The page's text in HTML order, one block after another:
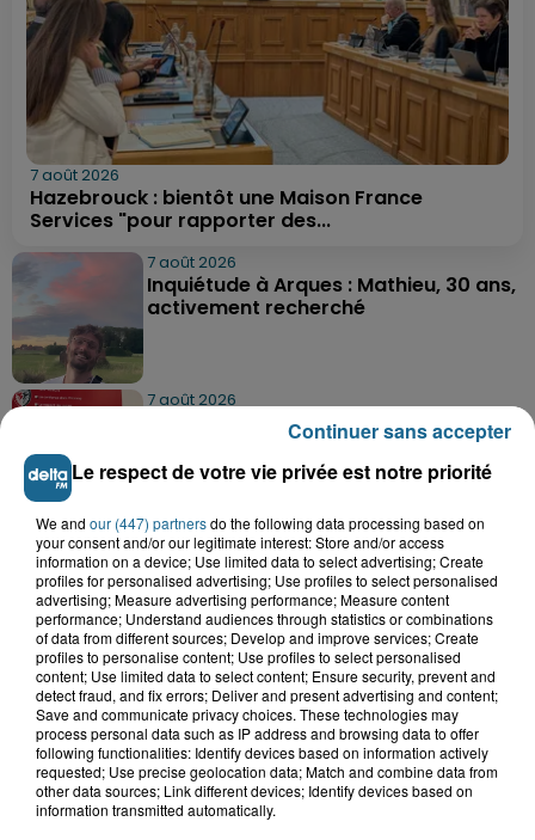
7 août 2026
Hazebrouck : bientôt une Maison France
Services "pour rapporter des...
7 août 2026
Inquiétude à Arques : Mathieu, 30 ans,
activement recherché
7 août 2026
Foot, Boulogne-sur-Mer : Grégory Thil,
un directeur sportif à...
7 août 2026
Hand : Dunkerque face à l'élite pour
préparer la saison du renouveau
7 août 2026
Incendie à La Brasserie de Saint-Omer
: 80 personnes évacuées
Le respect de votre vie privée est notre priorité
We and our (447) partnersdo the following data processing based on
your consent and/or our legitimate interest: Store and/or access
information on a device; Use limited data to select advertising; Create
profiles for personalised advertising; Use profiles to select personalised
advertising; Measure advertising performance; Measure content
performance; Understand audiences through statistics or combinations
of data from different sources; Develop and improve services; Create
profiles to personalise content; Use profiles to select personalised
content; Use limited data to select content; Ensure security, prevent and
detect fraud, and fix errors; Deliver and present advertising and content;
Save and communicate privacy choices. These technologies may
process personal data such as IP address and browsing data to offer
following functionalities: Identify devices based on information actively
requested; Use precise geolocation data; Match and combine data from
other data sources; Link different devices; Identify devices based on
information transmitted automatically.
Continuer sans accepter